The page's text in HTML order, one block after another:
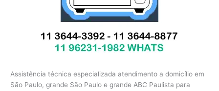
Assistência técnica especializada atendimento a domicílio em
São Paulo, grande São Paulo e grande ABC Paulista para